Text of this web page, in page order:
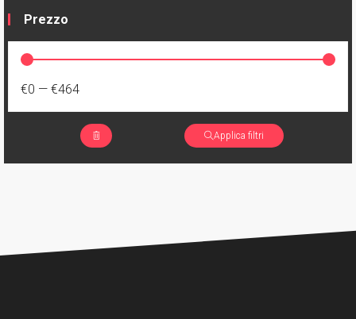
Prezzo
€0 — €464
Applica filtri